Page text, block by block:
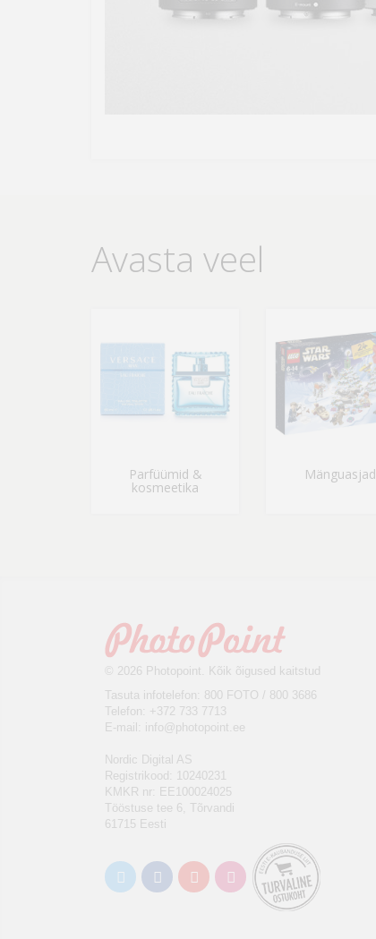
Avasta veel
Parfüümid &
kosmeetika
Mänguasjad
© 2026 Photopoint. Kõik õigused kaitstud
Tasuta infotelefon: 800 FOTO / 800 3686
Telefon: +372 733 7713
E-mail: info@photopoint.ee
Nordic Digital AS
Registrikood: 10240231
KMKR nr: EE100024025
Tööstuse tee 6, Tõrvandi
61715 Eesti